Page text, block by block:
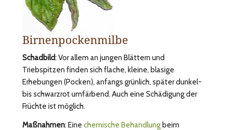
Birnenpockenmilbe
Schadbild: Vor allem an jungen Blättern und
Triebspitzen finden sich flache, kleine, blasige
Erhebungen (Pocken), anfangs grünlich, später dunkel-
bis schwarzrot umfärbend. Auch eine Schädigung der
Früchte ist möglich.
Maßnahmen: Eine chemische Behandlungbeim